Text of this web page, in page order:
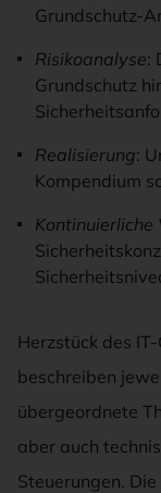
Grundschutz-
Risikoanalyse:
Grundschutz
Realisierung:
Kompendium
Kontinuierliche
Herzstück des
beschreiben
übergeordnete
aber auch
Steuerungen.